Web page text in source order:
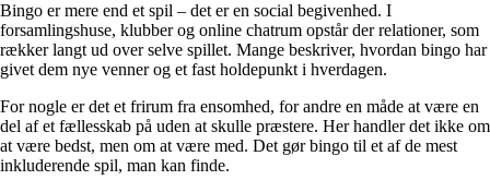
Bingo er mere end et spil – det er en social begivenhed. I
forsamlingshuse, klubber og online chatrum opstår der relationer, som
rækker langt ud over selve spillet. Mange beskriver, hvordan bingo har
givet dem nye venner og et fast holdepunkt i hverdagen.
For nogle er det et frirum fra ensomhed, for andre en måde at være en
del af et fællesskab på uden at skulle præstere. Her handler det ikke om
at være bedst, men om at være med. Det gør bingo til et af de mest
inkluderende spil, man kan finde.